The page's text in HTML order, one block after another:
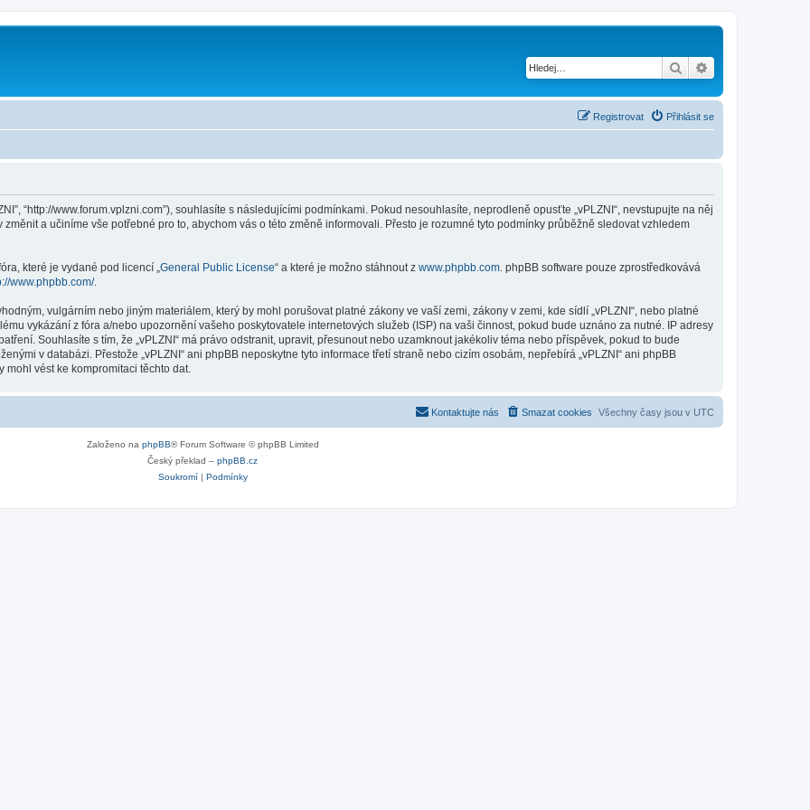
Hledat
Přihlásit se
Registrovat
“http://www.forum.vplzni.com”), souhlasíte s následujícími podmínkami. Pokud nesouhlasíte, neprodleně opusťte „vPLZNI“, nevstupujte na něj
a učiníme vše potřebné pro to, abychom vás o této změně informovali. Přesto je rozumné tyto podmínky průběžně sledovat vzhledem
které je vydané pod licencí „ General Public License“ a které je možno stáhnout z www.phpbb.com . phpBB software pouze zprostředkovává
www.phpbb.com/.
vulgárním nebo jiným materiálem, který by mohl porušovat platné zákony ve vaší zemi, zákony v zemi, kde sídlí „vPLZNI“, nebo platné
vykázání z fóra a/nebo upozornění vašeho poskytovatele internetových služeb (ISP) na vaši činnost, pokud bude uznáno za nutné. IP adresy
Souhlasíte s tím, že „vPLZNI“ má právo odstranit, upravit, přesunout nebo uzamknout jakékoliv téma nebo příspěvek, pokud to bude
v databázi. Přestože „vPLZNI“ ani phpBB neposkytne tyto informace třetí straně nebo cizím osobám, nepřebírá „vPLZNI“ ani phpBB
vést ke kompromitaci těchto dat.
Všechny časy jsou v UTC
Smazat cookies
Kontaktujte nás
Založeno na phpBB® Forum Software © phpBB Limited
Český překlad – phpBB.cz
Soukromí| Podmínky